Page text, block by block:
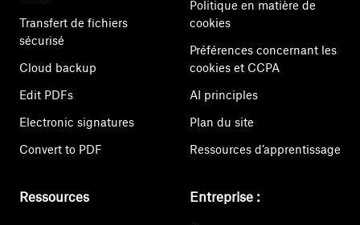
Transfert de fichiers
sécurisé
Cloud backup
Edit PDFs
Electronic signatures
Convert to PDF
Politique en matière de
cookies
Préférences concernant les
cookies et CCPA
AI principles
Plan du site
Ressources d’apprentissage
Ressources Entreprise :